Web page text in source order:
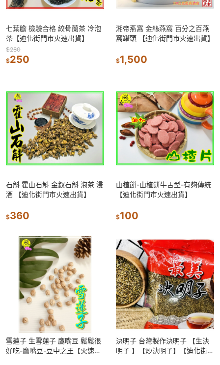
七葉膽 檢驗合格 絞骨蘭茶 冷泡
茶【迪化街門市火速出貨】
$280
$250
湘帝燕窩 金絲燕窩 百分之百燕
窩罐頭 【迪化街門市火速出貨】
$1,500
石斛 霍山石斛 金釵石斛 泡茶 浸
酒 【迪化街門市火速出貨】
$360
山楂餅-山楂餅牛舌型-有夠傳統
【迪化街門市火速出貨】
$100
雪蓮子 生雪蓮子 鷹嘴豆 鬆鬆很
好吃-鷹嘴豆-豆中之王【火速出
決明子 台灣製作決明子 【生決
明子 】【炒決明子】【迪化街門